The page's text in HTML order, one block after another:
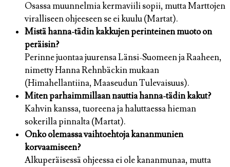
Osassa muunnelmia kermaviili sopii, mutta Marttojen
viralliseen ohjeeseen se ei kuulu (Martat).
Mistä hanna-tädin kakkujen perinteinen muoto on
peräisin?
Perinne juontaa juurensa Länsi-Suomeen ja Raaheen,
nimetty Hanna Rehnbäckin mukaan
(Himahellantiina, Maaseudun Tulevaisuus).
Miten parhaimmillaan nauttia hanna-tädin kakut?
Kahvin kanssa, tuoreena ja haluttaessa hieman
sokerilla pinnalta (Martat).
Onko olemassa vaihtoehtoja kananmunien
korvaamiseen?
Alkuperäisessä ohjeessa ei ole kananmunaa, mutta